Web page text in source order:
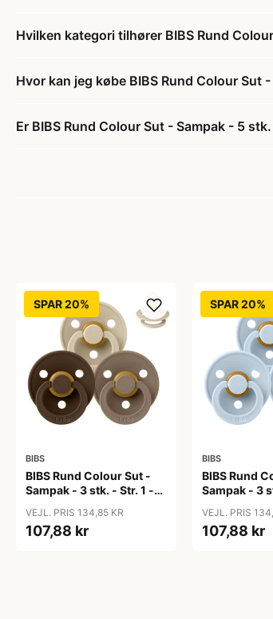
Hvilken kategori tilhører BIBS Rund
Hvor kan jeg købe BIBS Rund Colour Sut
Er BIBS Rund Colour Sut - Sampak - 5
SPAR 20%
BIBS
BIBS Rund Colour Sut -
Sampak - 3 stk. - Str. 1 -
VEJL. PRIS 134,85 KR
107,88 kr
SPAR 20%
BIBS
BIBS Rund
Sampak - 3
VEJL. PRIS
107,88 kr